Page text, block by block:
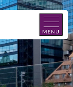
MENU